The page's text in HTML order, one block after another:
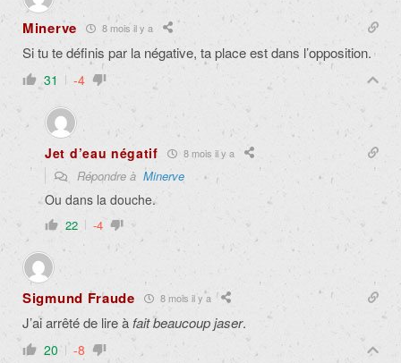
Minerve 8 mois il y a
Si tu te définis par la négative, ta place est dans l’opposition.
31 -4
Jet d’eau négatif 8 mois il y a
Répondre à Minerve
Ou dans la douche.
22 -4
Sigmund Fraude 8 mois il y a
J’ai arrêté de lire àfait beaucoup jaser.
20 -8